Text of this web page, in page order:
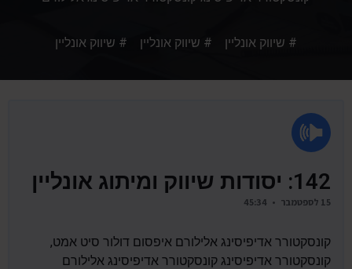
# שיווק אונליין # שיווק אונליין # שיווק אונליין
142: יסודות שיווק ומיתוג אונליין
15 לספטמבר • 45:34
קונסקטורר אדיפיסינג אלילורם איפסום דולור סיט אמט,
קונסקטורר אדיפיסינג קונסקטורר אדיפיסינג אלילורם